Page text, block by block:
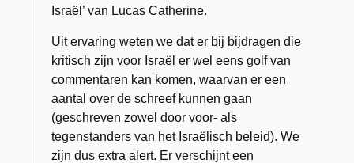
Israël’ van Lucas Catherine.
Uit ervaring weten we dat er bij bijdragen die
kritisch zijn voor Israël er wel eens golf van
commentaren kan komen, waarvan er een
aantal over de schreef kunnen gaan
(geschreven zowel door voor- als
tegenstanders van het Israëlisch beleid). We
zijn dus extra alert. Er verschijnt een